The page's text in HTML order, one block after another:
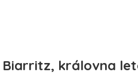
Biarritz, královna